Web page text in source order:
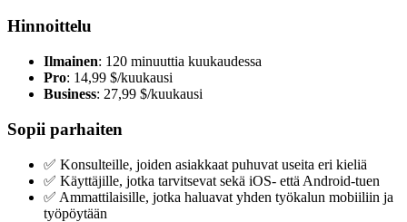
Hinnoittelu
Ilmainen: 120 minuuttia kuukaudessa
Pro: 14,99 $/kuukausi
Business: 27,99 $/kuukausi
Sopii parhaiten
✅ Konsulteille, joiden asiakkaat puhuvat useita eri kieliä
✅ Käyttäjille, jotka tarvitsevat sekä iOS- että Android-tuen
✅ Ammattilaisille, jotka haluavat yhden työkalun mobiiliin ja
työpöytään